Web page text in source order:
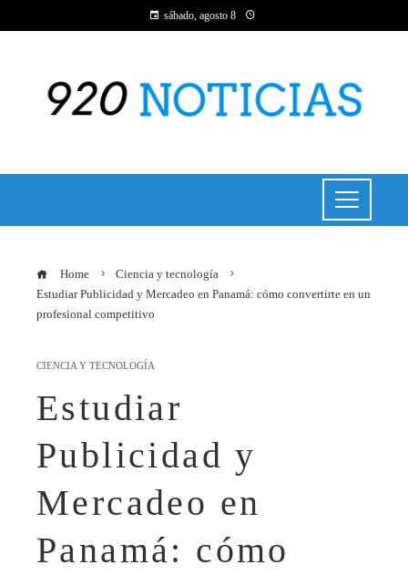
sábado, agosto 8
Home
Ciencia y tecnología
Estudiar Publicidad y Mercadeo en Panamá: cómo convertirte en un
profesional competitivo
CIENCIA Y TECNOLOGÍA
Estudiar
Publicidad y
Mercadeo en
Panamá: cómo